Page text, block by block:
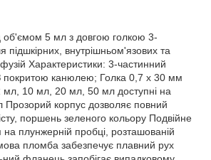
5 мл з довгою голкою 3-
внутрішньом'язових та
Характеристики: 3-частинний
покритою канюлею; Голка 0,7 x 30 мм
10 мл, 20 мл, 50 мл доступні на
корпус дозволяє повний
поршень зеленого кольору Подвійне
на плунжерній пробці, розташованій
пломба забезпечує плавний рух